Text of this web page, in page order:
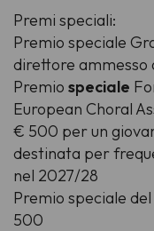
Premi speciali:
Premio speciale
direttore ammesso
Premio speciale
European Choral
€ 500 per un
destinata per
nel 2027/28
Premio speciale
500